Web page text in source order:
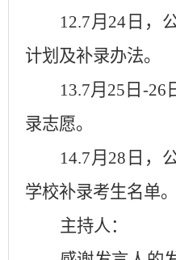
12.7月 24 日，
计划及补录办法。
13.7月 25 日 -26
录志愿。
14.7月 28 日，
学校补录考生名单。
主持人：